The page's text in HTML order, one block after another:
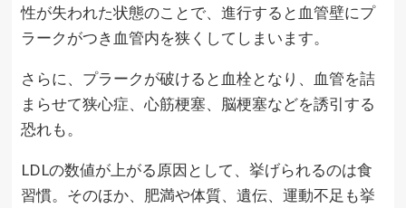
性が失われた状態のことで、進行すると血管壁にプ
ラークがつき血管内を狭くしてしまいます。
さらに、プラークが破けると血栓となり、血管を詰
まらせて狭心症、心筋梗塞、脳梗塞などを誘引する
恐れも。
LDLの数値が上がる原因として、挙げられるのは食
習慣。そのほか、肥満や体質、遺伝、運動不足も挙